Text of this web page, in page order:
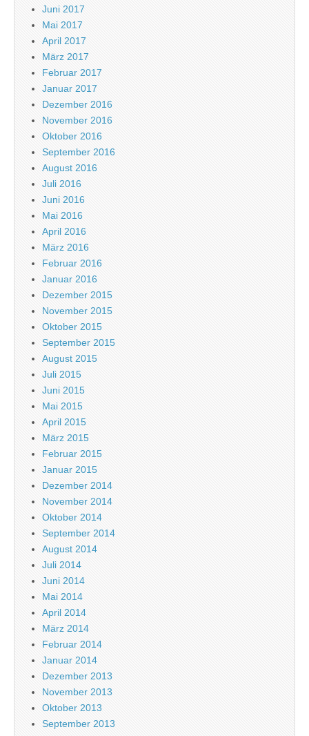
Juni 2017
Mai 2017
April 2017
März 2017
Februar 2017
Januar 2017
Dezember 2016
November 2016
Oktober 2016
September 2016
August 2016
Juli 2016
Juni 2016
Mai 2016
April 2016
März 2016
Februar 2016
Januar 2016
Dezember 2015
November 2015
Oktober 2015
September 2015
August 2015
Juli 2015
Juni 2015
Mai 2015
April 2015
März 2015
Februar 2015
Januar 2015
Dezember 2014
November 2014
Oktober 2014
September 2014
August 2014
Juli 2014
Juni 2014
Mai 2014
April 2014
März 2014
Februar 2014
Januar 2014
Dezember 2013
November 2013
Oktober 2013
September 2013